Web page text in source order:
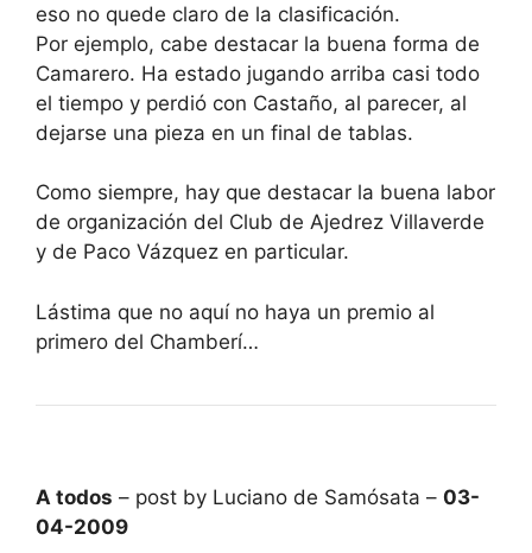
eso no quede claro de la clasificación.
Por ejemplo, cabe destacar la buena forma de
Camarero. Ha estado jugando arriba casi todo
el tiempo y perdió con Castaño, al parecer, al
dejarse una pieza en un final de tablas.
Como siempre, hay que destacar la buena labor
de organización del Club de Ajedrez Villaverde
y de Paco Vázquez en particular.
Lástima que no aquí no haya un premio al
primero del Chamberí…
A todos – post by Luciano de Samósata – 03-
04-2009